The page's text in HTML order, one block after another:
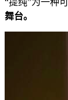
舞台。